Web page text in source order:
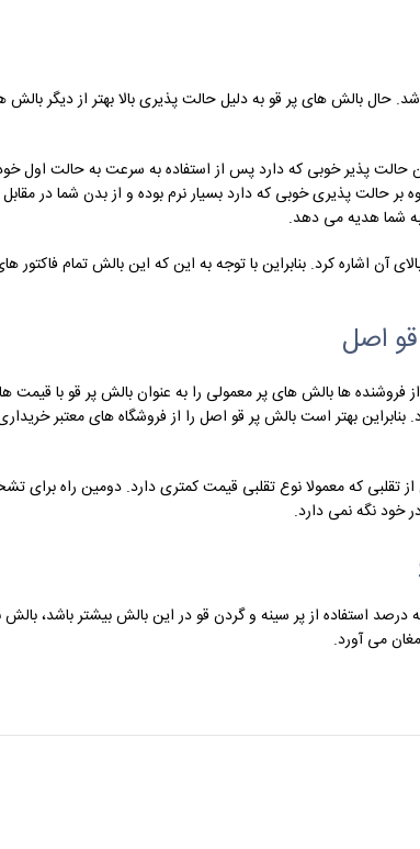
بالش های پر قو به دلیل حالت پذیری بالا بهتر از دیگر
پذیر خوبی که دارد پس از استفاده به سرعت به حالت اول
حالت پذیری خوبی که دارد بسیار نرم بوده و از بدن شما در
شما هدیه می دهد.
آن اشاره کرد. بنابراین با توجه به این که این بالش تمام فاکتور
اصل
ها بالش های پر معمولی را به عنوان بالش پر قو با قیمت
تقلبی که معمولا نوع تقلبی قیمت کمتری دارد. دومین راه
خود نگه نمی دارد.
استفاده از پر سینه و گردن قو در این بالش بیشتر باشد، بالش